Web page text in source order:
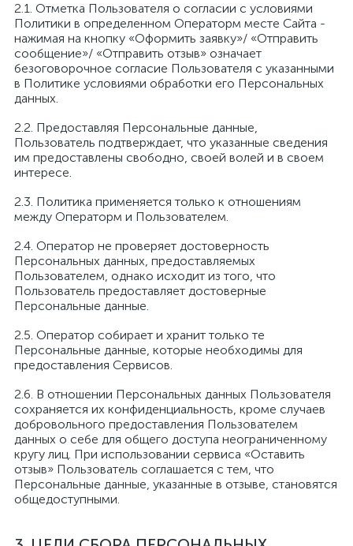
2.1. Отметка Пользователя о согласии с условиями
Политики в определенном Операторм месте Сайта -
нажимая на кнопку «Оформить заявку»/ «Отправить
сообщение»/ «Отправить отзыв» означает
безоговорочное согласие Пользователя с указанными
в Политике условиями обработки его Персональных
данных.
2.2. Предоставляя Персональные данные,
Пользователь подтверждает, что указанные сведения
им предоставлены свободно, своей волей и в своем
интересе.
2.3. Политика применяется только к отношениям
между Операторм и Пользователем.
2.4. Оператор не проверяет достоверность
Персональных данных, предоставляемых
Пользователем, однако исходит из того, что
Пользователь предоставляет достоверные
Персональные данные.
2.5. Оператор собирает и хранит только те
Персональные данные, которые необходимы для
предоставления Сервисов.
2.6. В отношении Персональных данных Пользователя
сохраняется их конфиденциальность, кроме случаев
добровольного предоставления Пользователем
данных о себе для общего доступа неограниченному
кругу лиц. При использовании сервиса «Оставить
отзыв» Пользователь соглашается с тем, что
Персональные данные, указанные в отзыве, становятся
общедоступными.